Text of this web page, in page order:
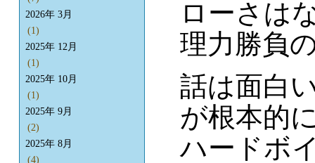
ローさは
理力勝負
話は面白
が根本的
ハードボ
2026年 3月
(1)
2025年 12月
(1)
2025年 10月
(1)
2025年 9月
(2)
2025年 8月
(4)